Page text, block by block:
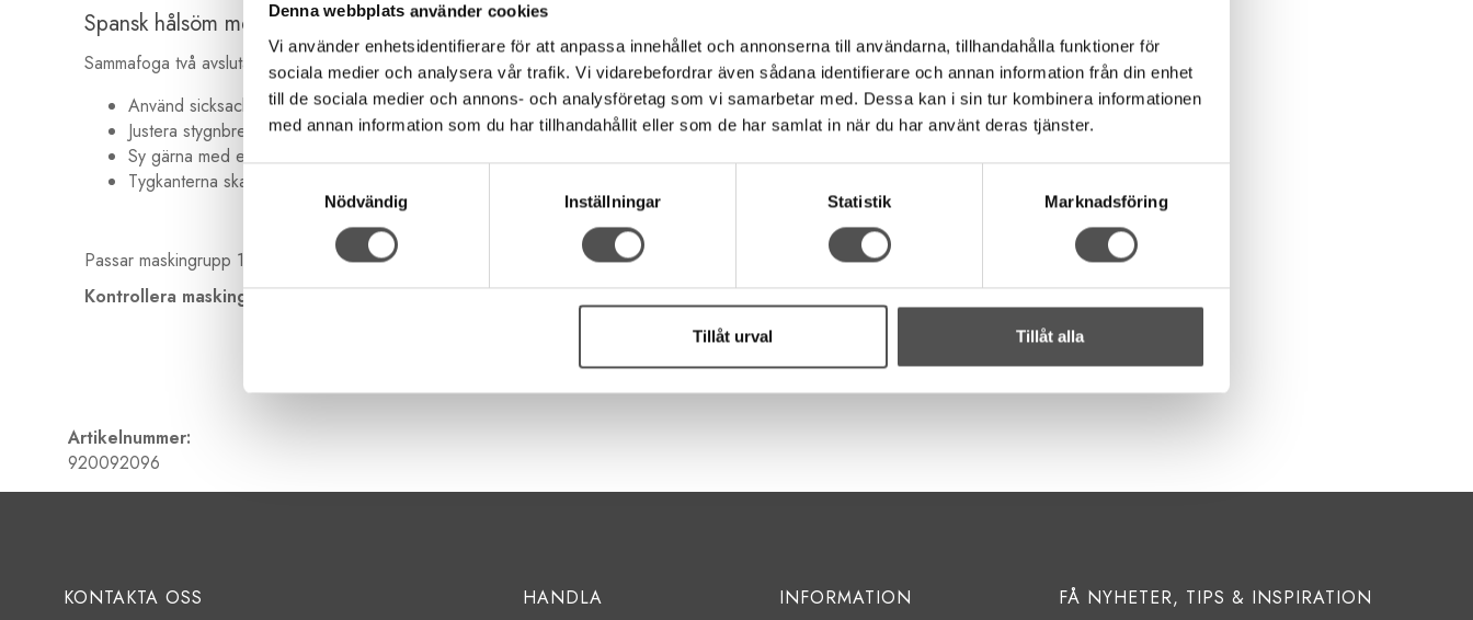
Denna webbplats använder cookies
Vi använder enhetsidentifierare för att anpassa innehållet och annonserna till användarna, tillhandahålla funktioner för
sociala medier och analysera vår trafik. Vi vidarebefordrar även sådana identifierare och annan information från din enhet
till de sociala medier och annons- och analysföretag som vi samarbetar med. Dessa kan i sin tur kombinera informationen
med annan information som du har tillhandahållit eller som de har samlat in när du har använt deras tjänster.
Samtyckesval
Nödvändig
Inställningar Statistik Marknadsföring
Tillåt urval Tillåt alla
Spansk hålsöm med Husqvarna symaskin
Sammafoga två avslutade tygkanter med en söm och ha en luftspalt emellan.
Använd sicksack eller trestegs sicksack
Justera stygnbredd så att nålen når tygkanterna
Sy gärna med en broderitråd för finare effekt
Tygkanterna skall vara invikta. Ej råkanter
Passar maskingrupp 1-4
Kontrollera maskingrupp>>
Artikelnummer:
920092096
KONTAKTA OSS
HANDLA
INFORMATION
FÅ NYHETER, TIPS & INSPIRATION